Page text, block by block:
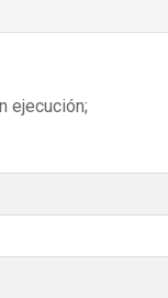
ejecución;